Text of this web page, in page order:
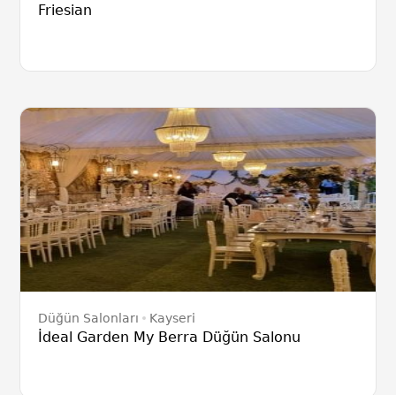
Friesian
Düğün Salonları Kayseri
İdeal Garden My Berra Düğün Salonu